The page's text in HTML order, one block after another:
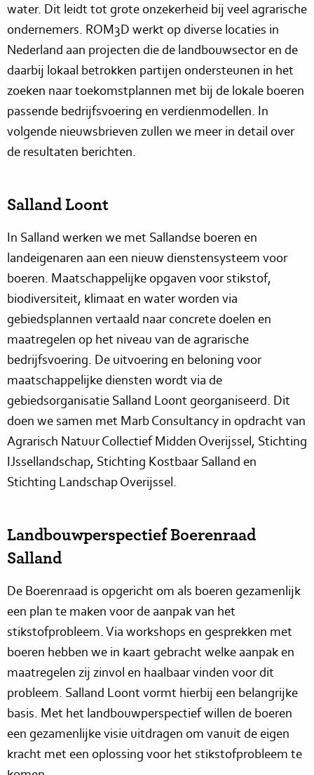
water. Dit leidt tot grote onzekerheid bij veel agrarische
ondernemers. ROM3D werkt op diverse locaties in
Nederland aan projecten die de landbouwsector en de
daarbij lokaal betrokken partijen ondersteunen in het
zoeken naar toekomstplannen met bij de lokale boeren
passende bedrijfsvoering en verdienmodellen. In
volgende nieuwsbrieven zullen we meer in detail over
de resultaten berichten.
Salland Loont
In Salland werken we met Sallandse boeren en
landeigenaren aan een nieuw dienstensysteem voor
boeren. Maatschappelijke opgaven voor stikstof,
biodiversiteit, klimaat en water worden via
gebiedsplannen vertaald naar concrete doelen en
maatregelen op het niveau van de agrarische
bedrijfsvoering. De uitvoering en beloning voor
maatschappelijke diensten wordt via de
gebiedsorganisatie Salland Loont georganiseerd. Dit
doen we samen met Marb Consultancy in opdracht van
Agrarisch Natuur Collectief Midden Overijssel, Stichting
IJssellandschap, Stichting Kostbaar Salland en
Stichting Landschap Overijssel.
Landbouwperspectief Boerenraad
Salland
De Boerenraad is opgericht om als boeren gezamenlijk
een plan te maken voor de aanpak van het
stikstofprobleem. Via workshops en gesprekken met
boeren hebben we in kaart gebracht welke aanpak en
maatregelen zij zinvol en haalbaar vinden voor dit
probleem. Salland Loont vormt hierbij een belangrijke
basis. Met het landbouwperspectief willen de boeren
een gezamenlijke visie uitdragen om vanuit de eigen
kracht met een oplossing voor het stikstofprobleem te